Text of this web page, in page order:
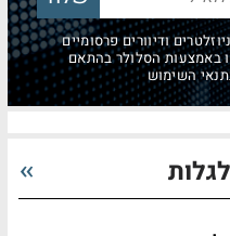
ודיוורים פרסומיים
באמצעות הסלולר בהתאם